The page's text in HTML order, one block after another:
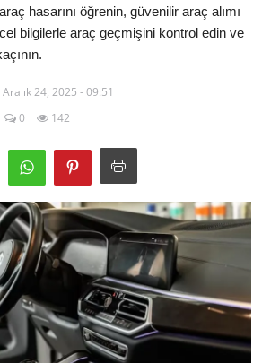
hasarını öğrenin, güvenilir araç alımı
bilgilerle araç geçmişini kontrol edin ve
Aralık 24, 2025 - 09:51
0 142